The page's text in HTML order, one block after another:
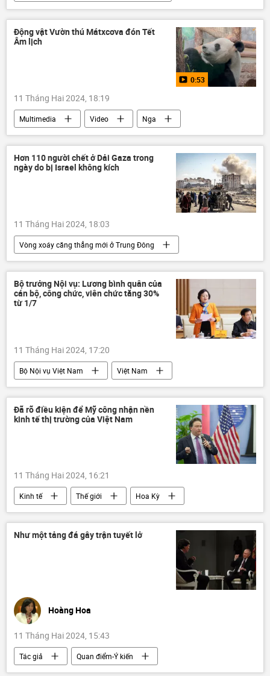
Cuộc khủng hoảng ở Ukraina
Ukraina
xung đột quân sự
Quân sự
LNR
Sáp nhập DNR, LNR, Zaporozhye và Kherson vào Nga
Động vật Vườn thú Mátxcơva đón Tết
Âm lịch
0:53
11 Tháng Hai 2024, 18:19
Multimedia Video
Nga
Moskva
vườn thú Tết
Hơn 110 người chết ở Dải Gaza trong
ngày do bị Israel không kích
11 Tháng Hai 2024, 18:03
Vòng xoáy căng thẳng mới ở Trung Đông
Thế giới
Israel
Palestine
Gaza
Xã hội tử vong
Bộ trưởng Nội vụ: Lương bình quân của
cán bộ, công chức, viên chức tăng 30%
từ 1/7
11 Tháng Hai 2024, 17:20
Bộ Nội vụ Việt Nam
Việt Nam
lương
nhân sự
cán bộ
luật lao động
tài chính
Bộ Tài Chính VN
Xã hội
Đã rõ điều kiện để Mỹ công nhận nền
kinh tế thị trường của Việt Nam
11 Tháng Hai 2024, 16:21
Kinh tế Thế giới
Hoa Kỳ
Việt Nam
tài chính
Bộ Thương mại Hoa Kỳ (DOC)
Kinh doanh
Như một tảng đá gây trận tuyết lở
Hoàng Hoa
11 Tháng Hai 2024, 15:43
Tác giả
Quan điểm-Ý kiến